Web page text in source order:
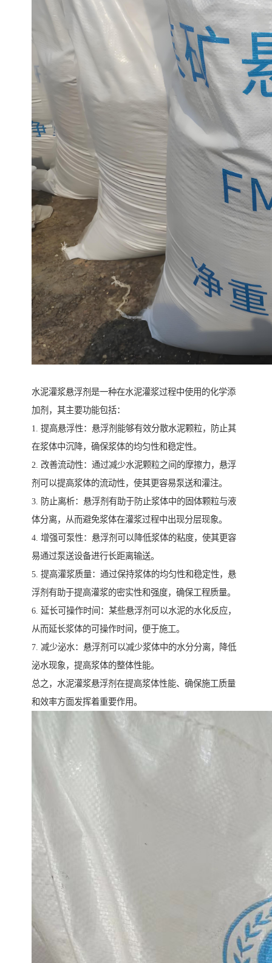
水泥灌浆悬浮剂是一种在水泥灌浆过程中使用的化学添
加剂，其主要功能包括：
1. 提高悬浮性：悬浮剂能够有效分散水泥颗粒，防止其
在浆体中沉降，确保浆体的均匀性和稳定性。
2. 改善流动性：通过减少水泥颗粒之间的摩擦力，悬浮
剂可以提高浆体的流动性，使其更容易泵送和灌注。
3. 防止离析：悬浮剂有助于防止浆体中的固体颗粒与液
体分离，从而避免浆体在灌浆过程中出现分层现象。
4. 增强可泵性：悬浮剂可以降低浆体的粘度，使其更容
易通过泵送设备进行长距离输送。
5. 提高灌浆质量：通过保持浆体的均匀性和稳定性，悬
浮剂有助于提高灌浆的密实性和强度，确保工程质量。
6. 延长可操作时间：某些悬浮剂可以水泥的水化反应，
从而延长浆体的可操作时间，便于施工。
7. 减少泌水：悬浮剂可以减少浆体中的水分分离，降低
泌水现象，提高浆体的整体性能。
总之，水泥灌浆悬浮剂在提高浆体性能、确保施工质量
和效率方面发挥着重要作用。